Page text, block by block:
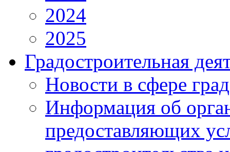
2024
2025
Градостроительная
Новости в сфере
Информация об
предоставляющих